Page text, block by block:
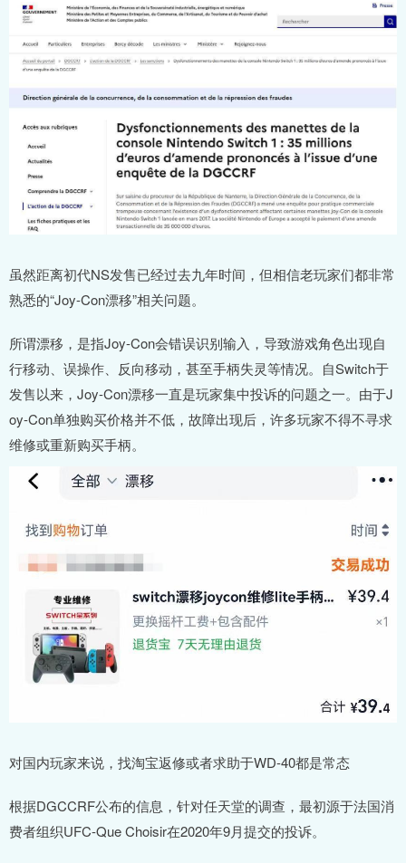
虽然距离初代NS发售已经过去九年时间，但相信老玩家们都非常
熟悉的“Joy-Con漂移”相关问题。
所谓漂移，是指Joy-Con会错误识别输入，导致游戏角色出现自
行移动、误操作、反向移动，甚至手柄失灵等情况。自Switch于
发售以来，Joy-Con漂移一直是玩家集中投诉的问题之一。由于J
oy-Con单独购买价格并不低，故障出现后，许多玩家不得不寻求
维修或重新购买手柄。
对国内玩家来说，找淘宝返修或者求助于WD-40都是常态
根据DGCCRF公布的信息，针对任天堂的调查，最初源于法国消
费者组织UFC-Que Choisir在2020年9月提交的投诉。